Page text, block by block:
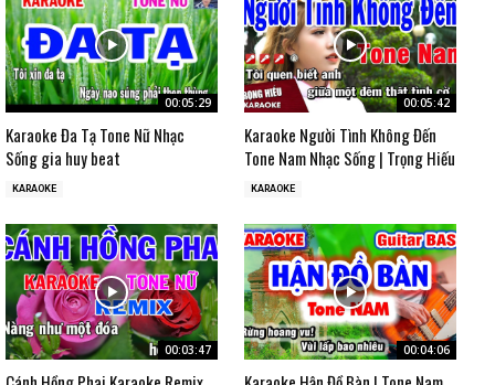
00:05:29
Karaoke Đa Tạ Tone Nữ Nhạc
Sống gia huy beat
KARAOKE
00:05:42
Karaoke Người Tình Không Đến
Tone Nam Nhạc Sống | Trọng Hiếu
KARAOKE
00:03:47 00:04:06